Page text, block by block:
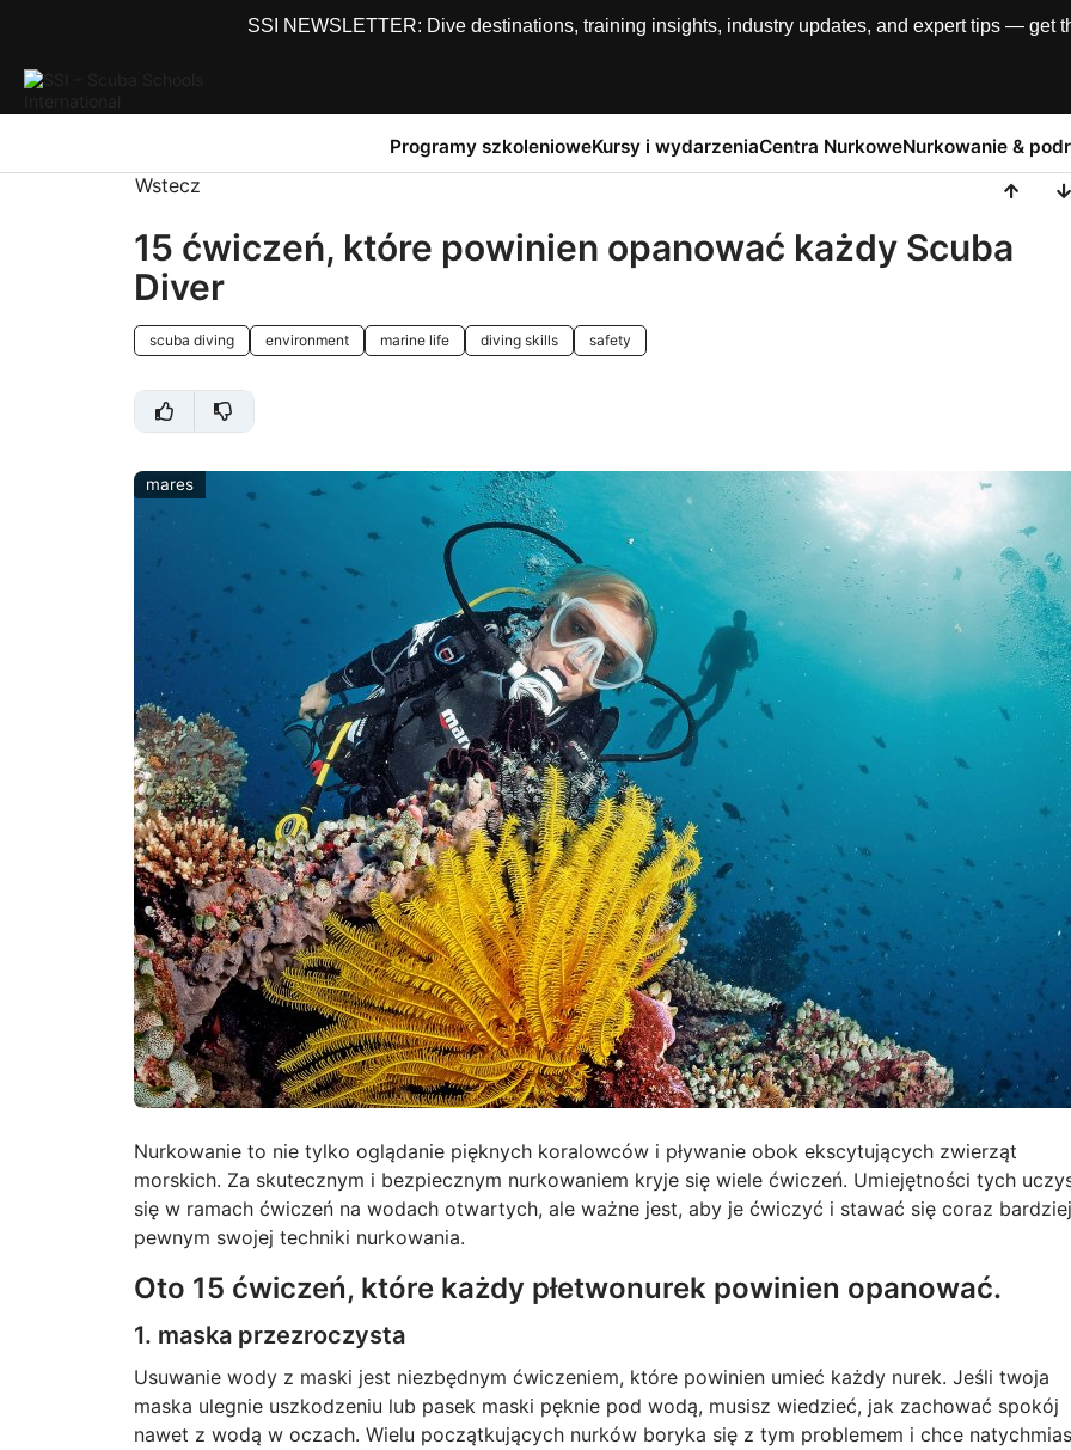
SSI NEWSLETTER: Dive destinations, training insights, industry updates, and expert tips — get
Programy szkolenioweKursy i wydarzeniaCentra NurkoweNurkowanie &
Wstecz
15 ćwiczeń, które powinien opanować każdy Scuba
Diver
scuba diving environment marine life diving skills safety
mares
Nurkowanie to nie tylko oglądanie pięknych koralowców i pływanie obok ekscytujących zwierząt
morskich. Za skutecznym i bezpiecznym nurkowaniem kryje się wiele ćwiczeń. Umiejętności tych
się w ramach ćwiczeń na wodach otwartych, ale ważne jest, aby je ćwiczyć i stawać się coraz bardziej
pewnym swojej techniki nurkowania.
Oto 15 ćwiczeń, które każdy płetwonurek powinien opanować.
1. maska przezroczysta
Usuwanie wody z maski jest niezbędnym ćwiczeniem, które powinien umieć każdy nurek. Jeśli twoja
maska ulegnie uszkodzeniu lub pasek maski pęknie pod wodą, musisz wiedzieć, jak zachować spokój
nawet z wodą w oczach. Wielu początkujących nurków boryka się z tym problemem i chce